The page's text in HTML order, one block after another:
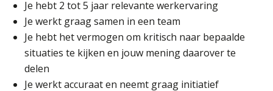
Je hebt 2 tot 5 jaar relevante werkervaring
Je werkt graag samen in een team
Je hebt het vermogen om kritisch naar bepaalde
situaties te kijken en jouw mening daarover te
delen
Je werkt accuraat en neemt graag initiatief
waardebepalingen bedrijfsadvies
er in 2027?